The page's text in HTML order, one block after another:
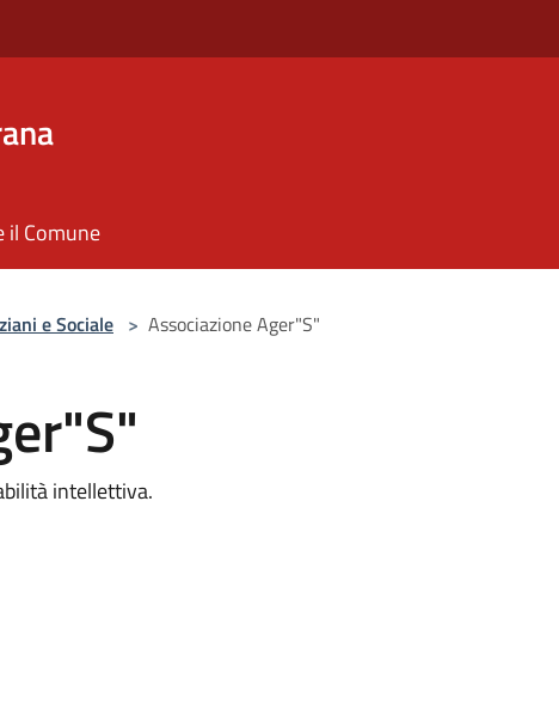
il Comune
e Sociale > Associazione Ager"S"
intellettiva.